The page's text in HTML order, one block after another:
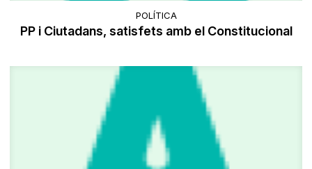
POLÍTICA
PP i Ciutadans, satisfets amb el Constitucional